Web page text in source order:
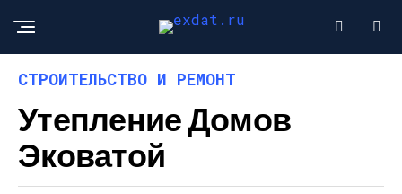
СТРОИТЕЛЬСТВО И РЕМОНТ
Утепление Домов
Эковатой